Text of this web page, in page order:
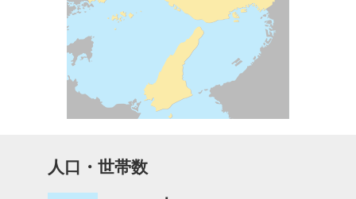
人口・世帯数